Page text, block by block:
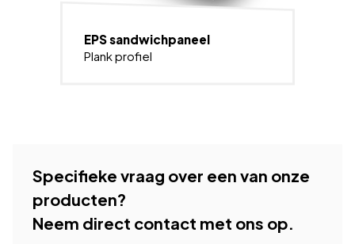
EPS sandwichpaneel
Plank profiel
Specifieke vraag over een van onze
producten?
Neem direct contact met ons op.